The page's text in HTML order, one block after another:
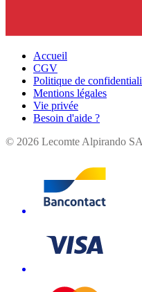
Accueil
CGV
Politique de
Mentions légales
Vie privée
Besoin d'aide ?
© 2026 Lecomte Alpirando